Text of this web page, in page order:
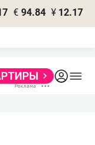
€ 94.84 ¥ 12.17